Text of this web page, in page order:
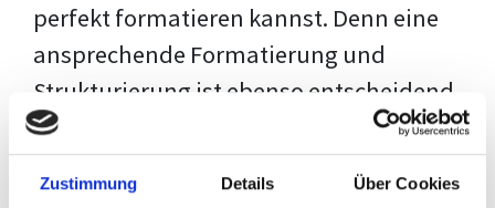
Zustimmung Details Über Cookies
perfekt formatieren kannst. Denn eine
ansprechende Formatierung und
Strukturierung ist ebenso entscheidend
wie der Inhalt selbst. Jeder Prüfer hat
eigene Erwartungen, und unsere
Schulung ist so konzipiert, dass sie dir